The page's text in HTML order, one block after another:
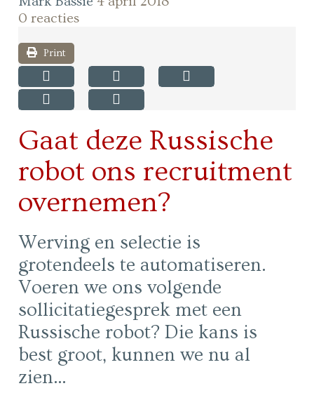
0 reacties
Print
Gaat deze Russische
robot ons recruitment
overnemen?
Werving en selectie is
grotendeels te automatiseren.
Voeren we ons volgende
sollicitatiegesprek met een
Russische robot? Die kans is
best groot, kunnen we nu al
zien…